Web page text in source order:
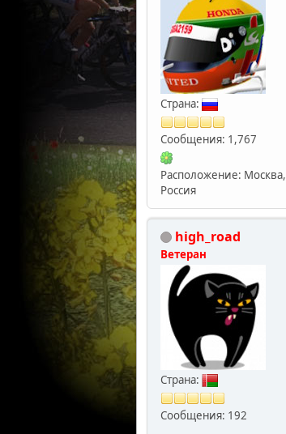
Страна:
Сообщения: 1,767
Расположение: Москва,
Россия
high_road
Ветеран
Страна:
Сообщения: 192